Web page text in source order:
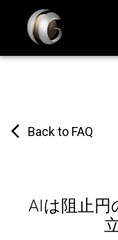
Back to FAQ
AIは阻止円